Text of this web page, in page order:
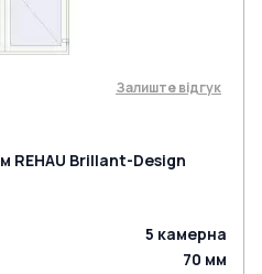
Залиште відгук
REHAU Brillant-Design
5 камерна
70 мм